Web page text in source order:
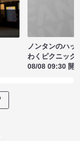
ノンタンのハッ
わくピクニック
08/08 09:30 開